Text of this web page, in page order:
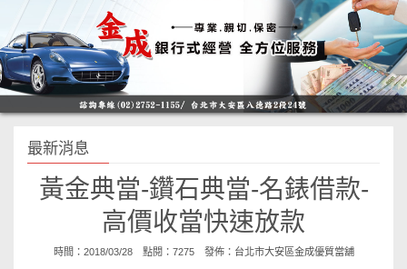
最新消息
黃金典當-鑽石典當-名錶借款-
高價收當快速放款
時間：2018/03/28 點閱：7275 發佈： 台北市大安區金成優質當舖